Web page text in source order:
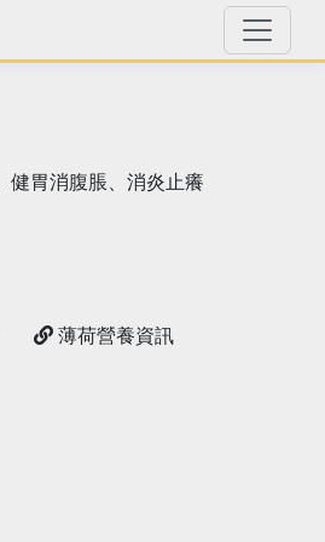
健胃消腹脹、消炎止癢
薄荷營養資訊